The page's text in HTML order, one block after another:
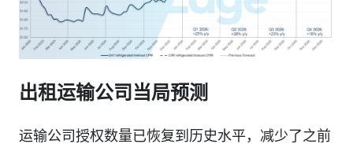
出租运输公司当局预测
运输公司授权数量已恢复到历史水平，减少了之前